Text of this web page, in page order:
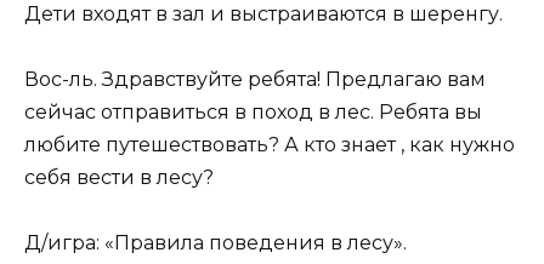
Дети входят в зал и выстраиваются в шеренгу.
Вос-ль. Здравствуйте ребята! Предлагаю вам
сейчас отправиться в поход в лес. Ребята вы
любите путешествовать? А кто знает , как нужно
себя вести в лесу?
Д/игра: «Правила поведения в лесу».